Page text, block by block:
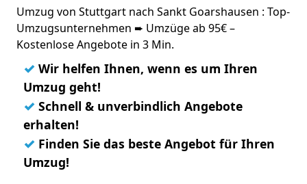
Umzug von Stuttgart nach Sankt Goarshausen : Top-
Umzugsunternehmen ➨ Umzüge ab 95€ –
Kostenlose Angebote in 3 Min.
✓ Wir helfen Ihnen, wenn es um Ihren
Umzug geht!
✓ Schnell & unverbindlich Angebote
erhalten!
✓ Finden Sie das beste Angebot für Ihren
Umzug!